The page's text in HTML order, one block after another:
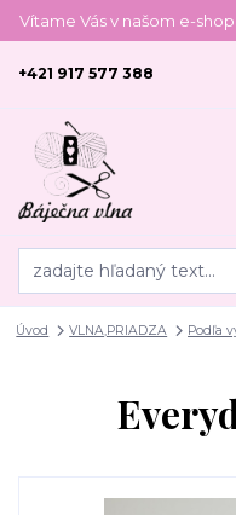
Vítame Vás v našom e-
+421 917 577 388
Úvod VLNA,PRIADZA Podľa